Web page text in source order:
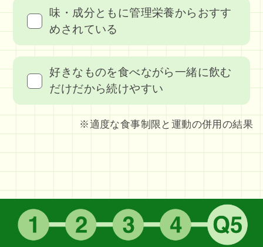
味・成分ともに管理栄養からおすす
めされている
好きなものを食べながら一緒に飲む
だけだから続けやすい
※適度な食事制限と運動の併用の結果